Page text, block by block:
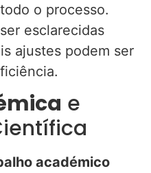
o processo.
esclarecidas
ajustes podem ser
e
académico